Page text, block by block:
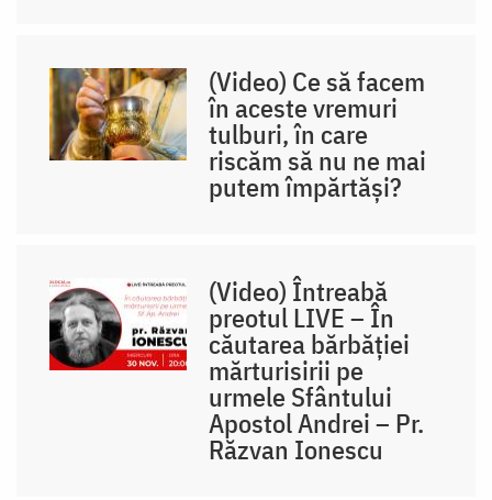
(Video) Ce să facem
în aceste vremuri
tulburi, în care
riscăm să nu ne mai
putem împărtăși?
(Video) Întreabă
preotul LIVE – În
căutarea bărbăției
mărturisirii pe
urmele Sfântului
Apostol Andrei – Pr.
Răzvan Ionescu